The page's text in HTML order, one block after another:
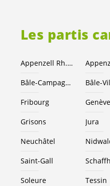
Les partis
Appenzell Rh.-Ext.
Bâle-Campagne Bâle-
Fribourg Genève
Grisons Jura
Neuchâtel
Saint-Gall
Soleure Tessin